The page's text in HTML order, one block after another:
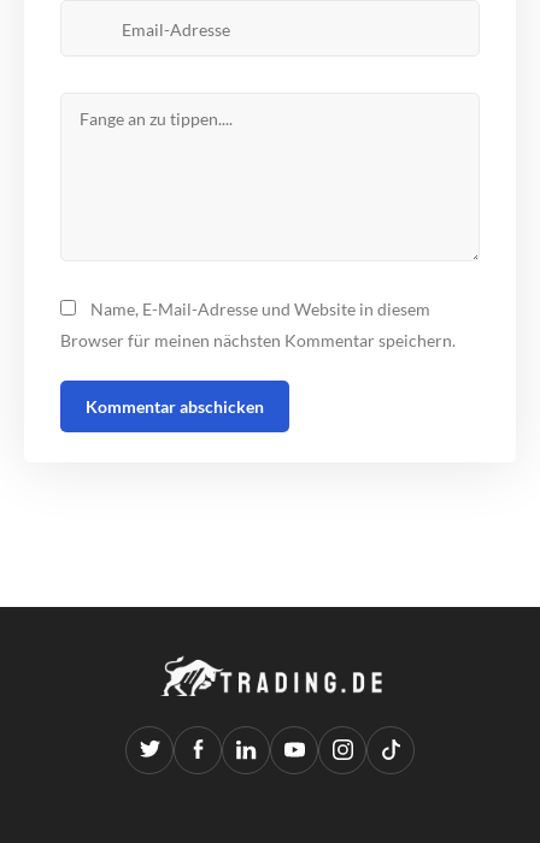
Name, E-Mail-Adresse und Website in diesem
Browser für meinen nächsten Kommentar speichern.